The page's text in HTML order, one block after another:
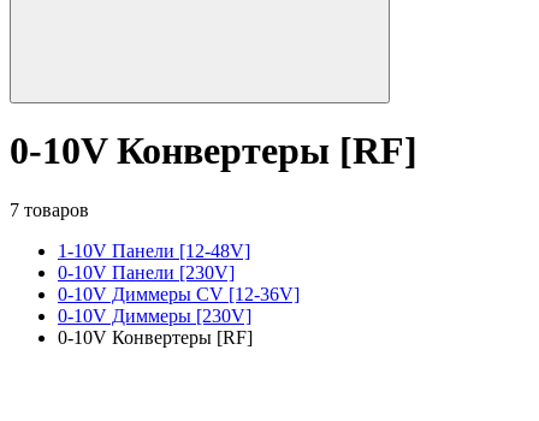
0-10V Конвертеры [RF]
7 товаров
1-10V Панели [12-48V]
0-10V Панели [230V]
0-10V Диммеры CV [12-36V]
0-10V Диммеры [230V]
0-10V Конвертеры [RF]